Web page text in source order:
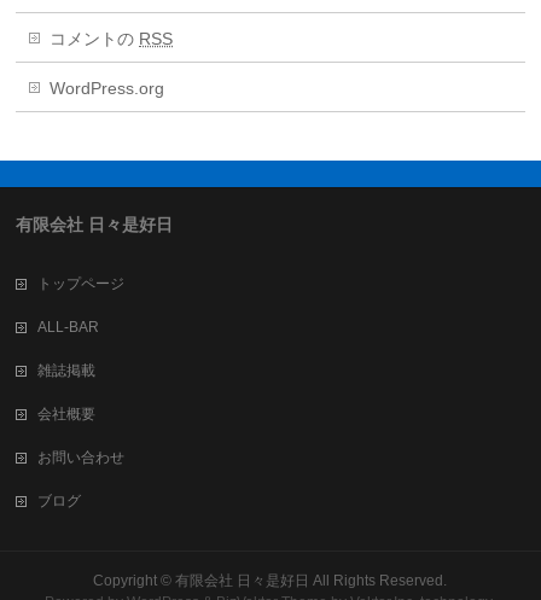
コメントの RSS
WordPress.org
有限会社 日々是好日
トップページ
ALL-BAR
雑誌掲載
会社概要
お問い合わせ
ブログ
Copyright ©有限会社 日々是好日 All Rights Reserved.